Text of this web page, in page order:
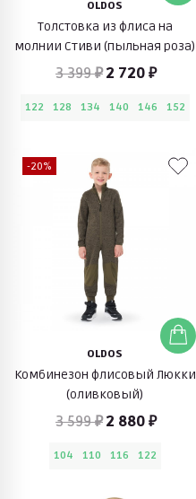
OLDOS
Толстовка из флиса на
молнии Стиви (пыльная роза)
3 399 ₽ 2 720 ₽
122 128 134 140 146 152
-20%
OLDOS
Комбинезон флисовый Люкки
(оливковый)
3 599 ₽ 2 880 ₽
104 110 116 122